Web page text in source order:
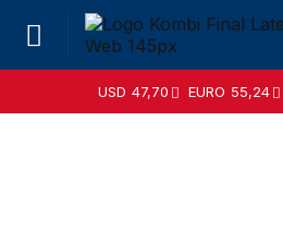
USD 47,70 EURO 55,24